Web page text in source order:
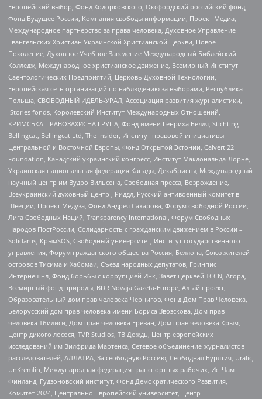
Европейский выбор, Фонд Ходорковского, Оксфордский российский фонд,
Фонд Будущее России, Компания свободы информации, Проект Медиа,
Международное партнерство за права человека, Духовное Управление
Евангельских Христиан Украинской Христианской Церкви, Новое
Поколение, Духовное Учебное Заведение Международный Библейский
Колледж, Международное христианское движение, Всемирный Институт
Саентологических Предприятий, Церковь Духовной Технологии,
Европейская сеть организаций по наблюдению за выборами, Республика
Польша, СВОБОДНЫЙ ИДЕЛЬ-УРАЛ, Ассоциация развития журналистики,
IStories fonds, Королевский Институт Международных Отношений,
КРИМСЬКА ПРАВОЗАХИСНА ГРУПА, Фонд имени Генриха Бёлля, Stichting
Bellingcat, Bellingcat Ltd, The Insider, Институт правовой инициативы
Центральной и Восточной Европы, Фонд Открытой Эстонии, Calvert 22
Foundation, Канадский украинский конгресс, Институт Макдональда-Лорье,
Украинская национальная федерация Канады, Декабристы, Международный
научный центр им Вудро Вильсона, Свободная пресса, Возрождение,
Всеукраинский духовный центр , Риддл, Русский антивоенный комитет в
Швеции, Проект Медуза, Фонд Андрея Сахарова, Форум свободной России,
Лига Свободных Наций, Transparеncy International, Форум Свободных
Народов ПостРоссии, Солидарность с гражданским движением в России –
Solidarus, КрымSOS, Свободный университет, Институт государственного
управления, Форум гражданского общества Россия, Беллона, Союз жителей
островов Тисима и Хабомаи, Съезд народных депутатов, Гринпис
Интернешнл, Фонд борьбы с коррупцией Инк, Завет церквей TCCN, Агора,
Всемирный фонд природы, BDR Novaja Gazeta-Europe, Алтай проект,
Образовательный дом прав человека Чернигов, Фонд Дом Прав Человека,
Белорусский дом прав человека имени Бориса Звозскова, Дом прав
человека Тбилиси, Дом прав человека Ереван, Дом прав человека Крым,
Центр дикого лосося, TVR Studios, ТВ Дождь, Центр европейских
исследований им Вилфрида Мартенса, Сетевое объединение журналистов
расследователей, АЛЛАТРА, За свободную Россию, Свободная Бурятия, Uralic,
UnKremlin, Международная федерация транспортных рабочих, ИстЧам
Финланд, Гудзоновский институт, Фонд Демократического Развития,
Комитет-2024, Центрально-Европейский университет, Центр